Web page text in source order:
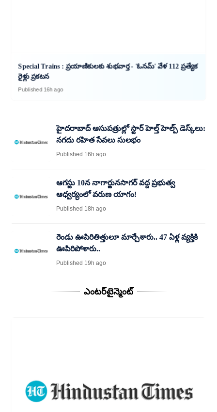
Special Trains : ప్రయాణికులకు శుభవార్త - 'ఓనమ్' వేళ 112 ప్రత్యేక
రైళ్లు ప్రకటన
Published 16h ago
హైదరాబాద్ ఆసుపత్రుల్లో స్టార్ హెల్త్ హెల్ప్ డెస్క్‌లు:
నగదు రహిత సేవలు సులభం
Published 16h ago
ఆగస్టు 10న నాగార్జునసాగర్‌ వద్ద ప్రభుత్వ
ఆధ్వర్యంలో వరుణ యాగం!
Published 18h ago
రెండు ఊపిరితిత్తులూ మార్చేశారు.. 47 ఏళ్ల వ్యక్తికి
ఊపిరిపోశారు..
Published 19h ago
ఎంటర్‌టైన్మెంట్